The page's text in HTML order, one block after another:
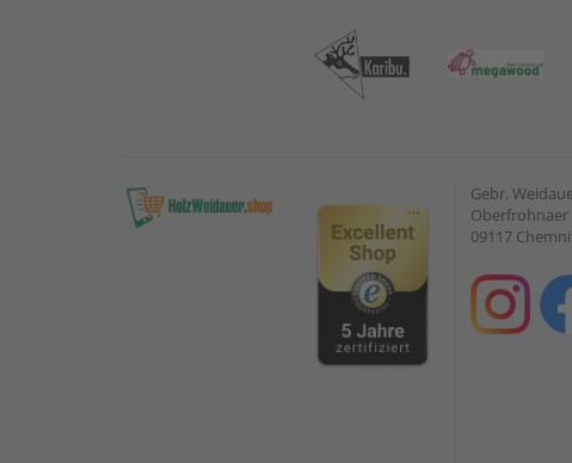
Gebr.
Oberfrohnaer
09117